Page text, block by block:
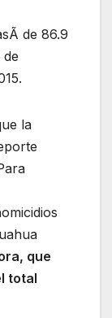
de 86.9
la
que
total